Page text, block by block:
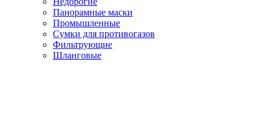
Панорамные маски
Промышленные
Сумки для противогазов
Фильтрующие
Шланговые